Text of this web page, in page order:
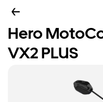
Hero
VX2 PLUS